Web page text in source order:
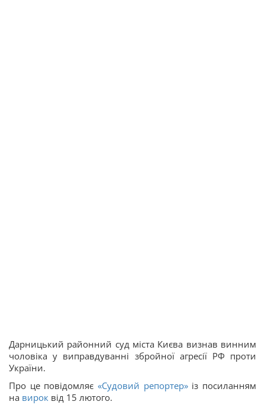
Дарницький районний суд міста Києва визнав винним
чоловіка у виправдуванні збройної агресії РФ проти
України.
Про це повідомляє «Судовий репортер»із посиланням
на вирок від 15 лютого.